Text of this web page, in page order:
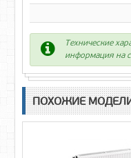
Технические
информация на
ПОХОЖИЕ МОДЕЛИ